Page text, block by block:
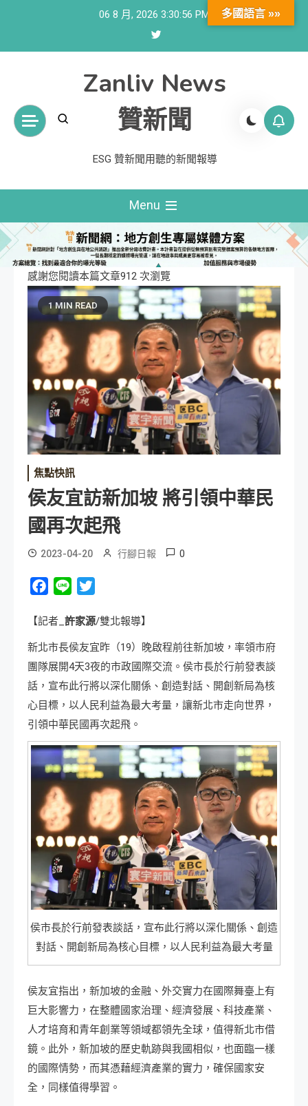
06 8 月, 2026 3:30:57 PM
Zanliv News
贊新聞
ESG 贊新聞用聽的新聞報導
Menu
感謝您閱讀本篇文章912 次瀏覽
1 MIN READ
焦點快訊
侯友宜訪新加坡 將引領中華民
國再次起飛
2023-04-20 行腳日報 0
Facebook
Line
【記者_ 許家源/雙北報導】
新北市長侯友宜昨（19）晚啟程前往新加坡，率領市府
團隊展開4天3夜的市政國際交流。侯市長於行前發表談
話，宣布此行將以深化關係、創造對話、開創新局為核
心目標，以人民利益為最大考量，讓新北市走向世界，
引領中華民國再次起飛。
侯市長於行前發表談話，宣布此行將以深化關係、創造
對話、開創新局為核心目標，以人民利益為最大考量
侯友宜指出，新加坡的金融、外交實力在國際舞臺上有
巨大影響力，在整體國家治理、經濟發展、科技產業、
人才培育和青年創業等領域都領先全球，值得新北市借
鏡。此外，新加坡的歷史軌跡與我國相似，也面臨一樣
的國際情勢，而其憑藉經濟產業的實力，確保國家安
全，同樣值得學習。
多國語言 »»